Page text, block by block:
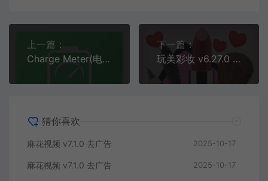
上一篇：
Charge Meter(电池) v2.7.9 高级版
下一篇：
玩美彩妆 v6.27.0 高级版
猜你喜欢
麻花视频 v7.1.0 去广告 2025-10-17
麻花视频 v7.1.0 去广告 2025-10-17